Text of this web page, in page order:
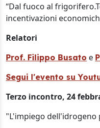
“Dal fuoco al
incentivazioni
Relatori
Prof. Filippo Busato e
Segui l'evento su
Terzo incontro, 24
"L'impiego dell'idrogeno